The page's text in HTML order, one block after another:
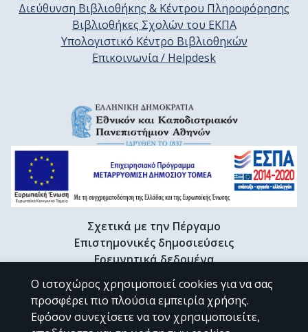
Διεύθυνση Βιβλιοθήκης & Κέντρου Πληροφόρησης
Βιβλιοθήκες Σχολών του ΕΚΠΑ
Υπολογιστικό Κέντρο Βιβλιοθηκών
Επικοινωνία / Helpdesk
Σχετικά με την Πέργαμο
Επιστημονικές δημοσιεύσεις
Ερευνητικά δεδομένα
Διδακτορικές διατριβές & Γκρίζα βιβλιογραφία
Προφίλ Ερευνητή
Ο ιστοχώρος χρησιμοποιεί cookies για να σας
προσφέρει πιο πλούσια εμπειρία χρήσης.
Εφόσον συνεχίσετε να τον χρησιμοποιείτε,